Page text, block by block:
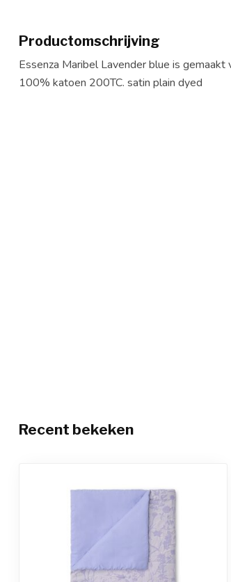
Productomschrijving
Essenza Maribel Lavender blue is
100% katoen 200TC. satin plain dyed
Recent bekeken